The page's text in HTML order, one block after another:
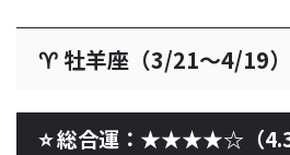
♈ 牡羊座（3/21〜4/19）
⭐ 総合運：★★★★☆（4.3